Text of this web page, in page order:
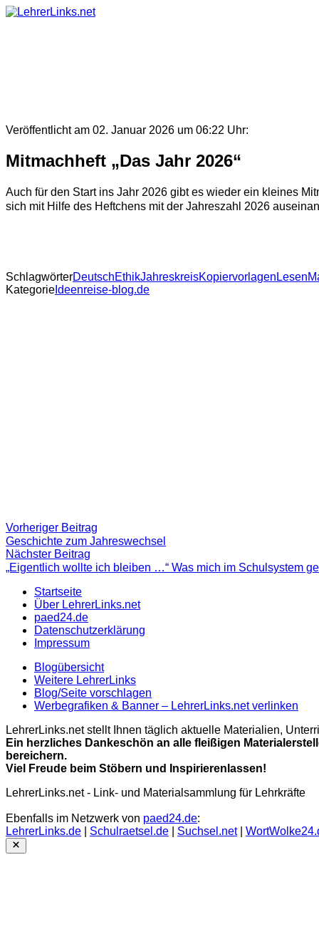
Skip
Veröffentlicht am 02. Januar 2026 um 06:22 Uhr:
Mitmachheft „Das Jahr 2026“
Auch für den Start ins Jahr 2026 gibt es wieder ein kleines
sich mit Hilfe des Heftchens mit der Jahreszahl 2026
SchlagwörterDeutschEthikJahreskreisKopiervorlagen Lesen
Kategorie Ideenreise-blog.de
Beitragsnavigation
Vorheriger Beitrag
Beitrag:
Geschichte zum Jahreswechsel
Nächster Beitrag
Beitrag
„Eigentlich wollte ich bleiben …“ Was mich im Schulsystem
Startseite
Über LehrerLinks.net
paed24.de
Datenschutzerklärung
Impressum
Blogübersicht
Weitere LehrerLinks
Blog/Seite vorschlagen
Werbegrafiken & Banner – LehrerLinks.net verlinken
LehrerLinks.net stellt Ihnen täglich aktuelle Materialien,
Ein herzliches Dankeschön an alle fleißigen
bereichern.
Viel Freude beim Stöbern und Inspirierenlassen!
LehrerLinks.net - Link- und Materialsammlung für Lehrkräfte
Ebenfalls im Netzwerk von paed24.de:
LehrerLinks.de
Schulraetsel.de Suchsel.net|
Close